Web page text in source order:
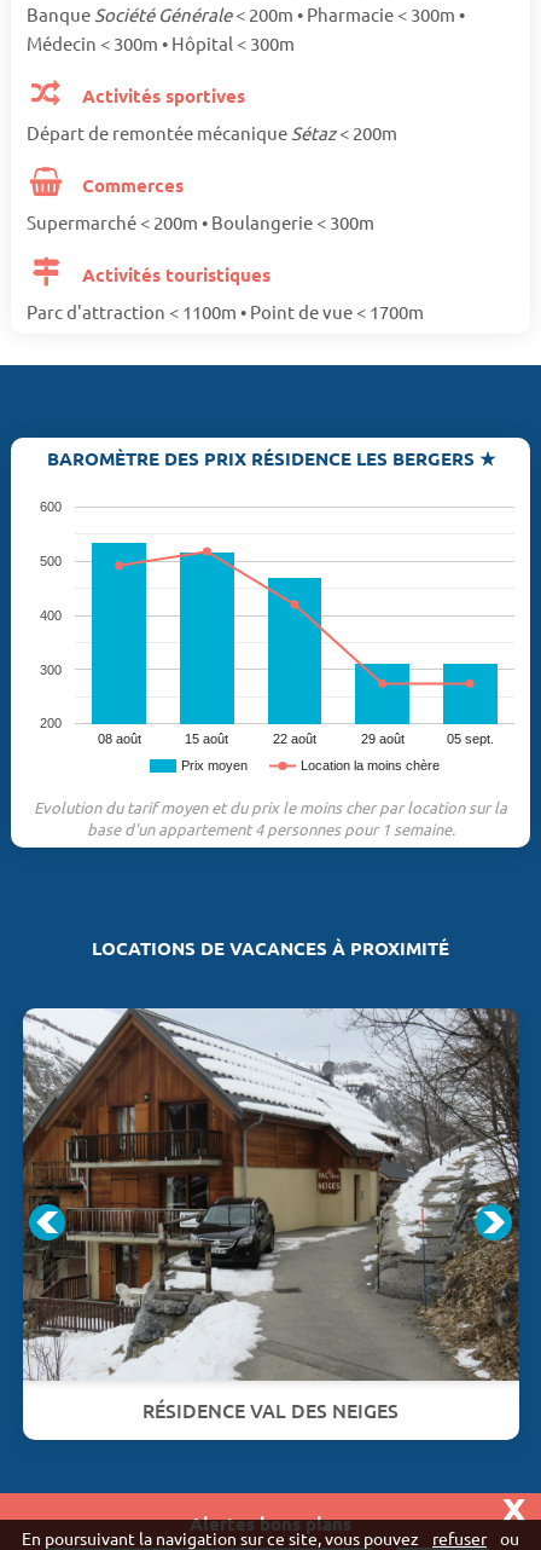
Alertes bons plans x
Banque Société Générale< 200m • Pharmacie < 300m •
Médecin < 300m • Hôpital < 300m
Activités sportives
Départ de remontée mécanique Sétaz< 200m
Commerces
Supermarché < 200m • Boulangerie < 300m
Activités touristiques
Parc d'attraction < 1100m • Point de vue < 1700m
BAROMÈTRE DES PRIX RÉSIDENCE LES BERGERS ★
Prix moyen Location la moins chère
08 août 15 août 22 août 29 août 05 sept.
200
300
400
500
600
Evolution du tarif moyen et du prix le moins cher par location sur la
base d'un appartement 4 personnes pour 1 semaine.
LOCATIONS DE VACANCES À PROXIMITÉ
RÉSIDENCE VAL DES NEIGES
Vivaweb SARL - RCS Créteil n°790 591 572
En poursuivant la navigation sur ce site, vous pouvez refuser ou